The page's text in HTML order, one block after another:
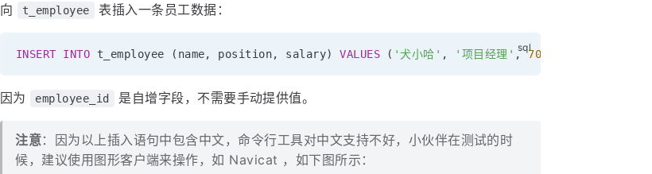
向 t_employee 表插入一条员工数据：
INSERT INTO t_employee ( name, position, salary) VALUES ( '犬小哈' , '项目经理' , 7000.00
因为 employee_id 是自增字段，不需要手动提供值。
注意：因为以上插入语句中包含中文，命令行工具对中文支持不好，小伙伴在测试的时
候，建议使用图形客户端来操作，如 Navicat ，如下图所示：